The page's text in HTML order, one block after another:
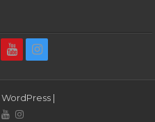
WordPress |